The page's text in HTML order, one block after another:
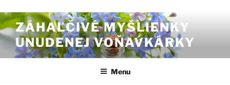
ZÁHAĽČIVÉ MYŠLIENKY
UNUDENEJ VOŇAVKÁRKY
Menu